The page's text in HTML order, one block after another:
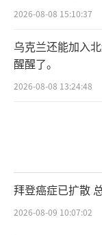
2026-08-08 15:10:37
乌克兰还能加入
醒醒了。
2026-08-08 13:24:48
拜登癌症已扩散
2026-08-09 10:07:02